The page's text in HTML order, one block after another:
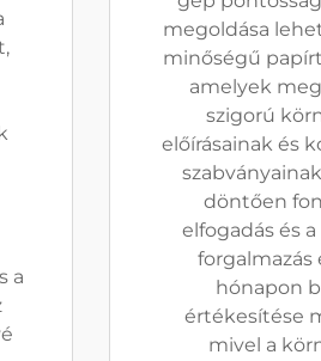
a
megoldása
minőségű
amelyek
szigorú
előírásainak és
döntően
elfogadás és
forgalmazás
hónapon
értékesítése
mivel a